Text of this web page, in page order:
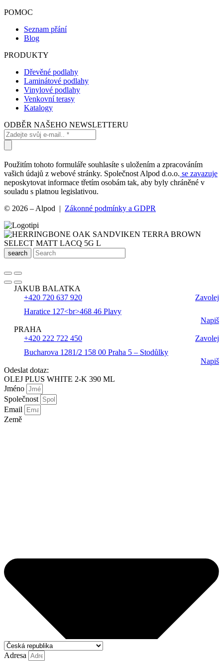
POMOC
Seznam přání
Blog
PRODUKTY
Dřevěné podlahy
Laminátové podlahy
Vinylové podlahy
Venkovní terasy
Katalogy
ODBĚR NAŠEHO NEWSLETTERU
Použitím tohoto formuláře souhlasíte s uložením a zpracováním
vašich údajů z webové stránky. Společnost Alpod d.o.o. se zavazuje
neposkytovat informace třetím osobám tak, aby byly chráněné v
souladu s platnou legislativou.
© 2026 – Alpod | Zákonné podmínky a GDPR
search
JAKUB BALATKA
+420 720 637 920
Zavolej
Haratice 127<br>468 46 Plavy
Napiš
PRAHA
+420 222 722 450
Zavolej
Bucharova 1281/2 158 00 Praha 5 – Stodůlky
Napiš
Odeslat dotaz:
OLEJ PLUS WHITE 2-K 390 ML
Jméno
Společnost
Email
Země
Adresa